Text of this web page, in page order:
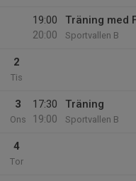
19:00
20:00
Träning med
Sportvallen B
2
Tis
3
Ons
17:30
19:00
Träning
Sportvallen B
4
Tor